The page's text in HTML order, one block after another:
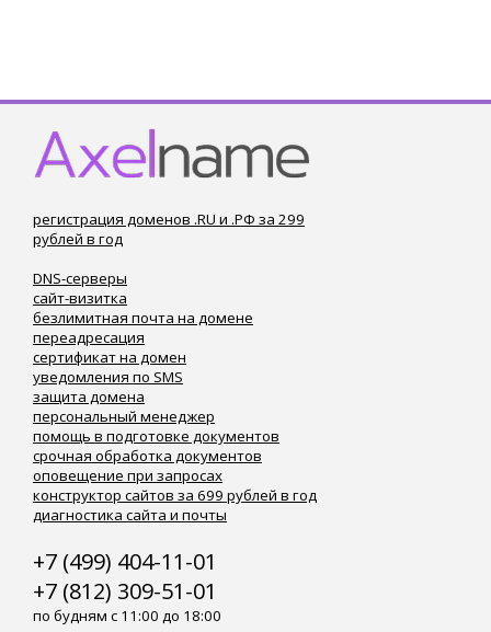
регистрация доменов .RU и .РФ за 299
рублей в год
DNS-серверы
сайт-визитка
безлимитная почта на домене
переадресация
сертификат на домен
уведомления по SMS
защита домена
персональный менеджер
помощь в подготовке документов
срочная обработка документов
оповещение при запросах
конструктор сайтов за 699 рублей в год
диагностика сайта и почты
+7 (499) 404-11-01
+7 (812) 309-51-01
по будням с 11:00 до 18:00